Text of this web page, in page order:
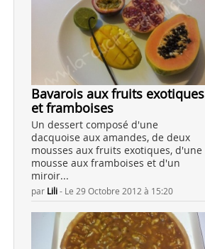
Bavarois aux fruits exotiques
et framboises
Un dessert composé d'une
dacquoise aux amandes, de deux
mousses aux fruits exotiques, d'une
mousse aux framboises et d'un
miroir...
par Lili- Le 29 Octobre 2012 à 15:20